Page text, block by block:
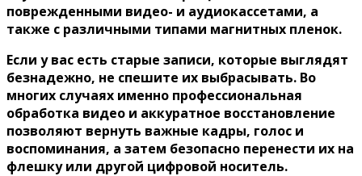
поврежденными видео- и аудиокассетами, а
также с различными типами магнитных пленок.
Если у вас есть старые записи, которые выглядят
безнадежно, не спешите их выбрасывать. Во
многих случаях именно профессиональная
обработка видео и аккуратное восстановление
позволяют вернуть важные кадры, голос и
воспоминания, а затем безопасно перенести их на
флешку или другой цифровой носитель.